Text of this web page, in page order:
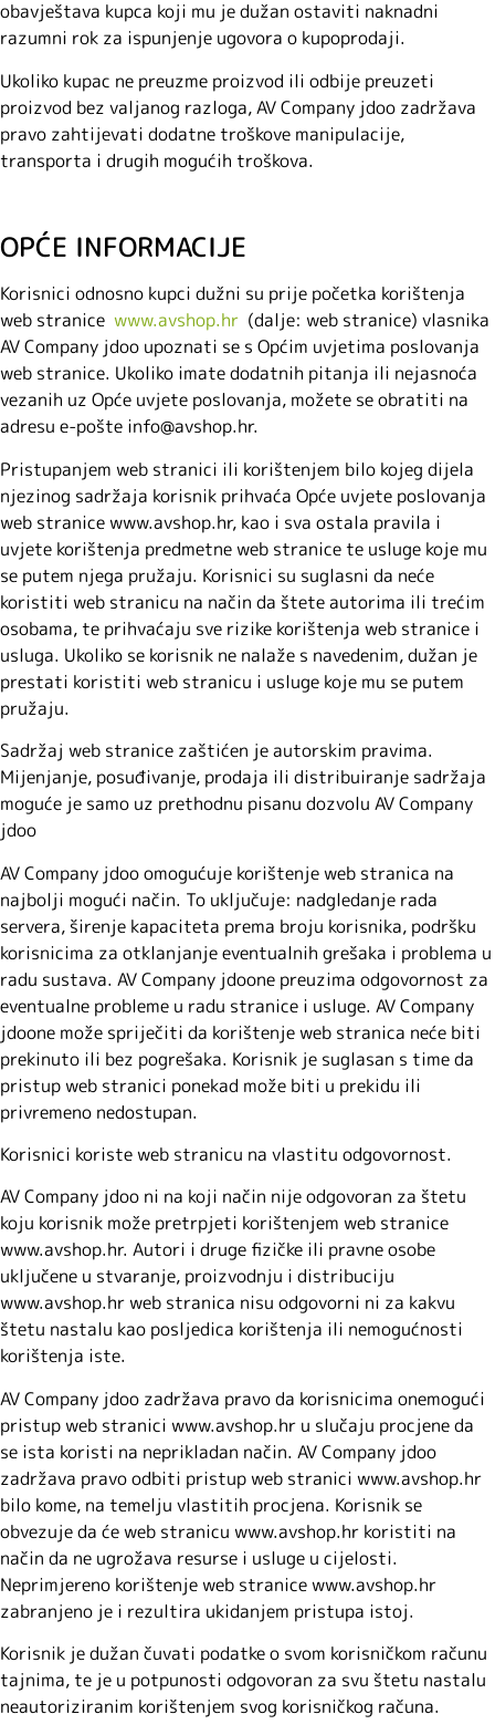
obavještava kupca koji mu je dužan ostaviti naknadni
razumni rok za ispunjenje ugovora o kupoprodaji.
Ukoliko kupac ne preuzme proizvod ili odbije preuzeti
proizvod bez valjanog razloga, AV Company jdoo zadržava
pravo zahtijevati dodatne troškove manipulacije,
transporta i drugih mogućih troškova.
OPĆE INFORMACIJE
Korisnici odnosno kupci dužni su prije početka korištenja
web stranice www.avshop.hr (dalje: web stranice) vlasnika
AV Company jdoo upoznati se s Općim uvjetima poslovanja
web stranice. Ukoliko imate dodatnih pitanja ili nejasnoća
vezanih uz Opće uvjete poslovanja, možete se obratiti na
adresu e-pošte info@avshop.hr.
Pristupanjem web stranici ili korištenjem bilo kojeg dijela
njezinog sadržaja korisnik prihvaća Opće uvjete poslovanja
web stranice www.avshop.hr, kao i sva ostala pravila i
uvjete korištenja predmetne web stranice te usluge koje mu
se putem njega pružaju. Korisnici su suglasni da neće
koristiti web stranicu na način da štete autorima ili trećim
osobama, te prihvaćaju sve rizike korištenja web stranice i
usluga. Ukoliko se korisnik ne nalaže s navedenim, dužan je
prestati koristiti web stranicu i usluge koje mu se putem
pružaju.
Sadržaj web stranice zaštićen je autorskim pravima.
Mijenjanje, posuđivanje, prodaja ili distribuiranje sadržaja
moguće je samo uz prethodnu pisanu dozvolu AV Company
jdoo
AV Company jdoo omogućuje korištenje web stranica na
najbolji mogući način. To uključuje: nadgledanje rada
servera, širenje kapaciteta prema broju korisnika, podršku
korisnicima za otklanjanje eventualnih grešaka i problema u
radu sustava. AV Company jdoone preuzima odgovornost za
eventualne probleme u radu stranice i usluge. AV Company
jdoone može spriječiti da korištenje web stranica neće biti
prekinuto ili bez pogrešaka. Korisnik je suglasan s time da
pristup web stranici ponekad može biti u prekidu ili
privremeno nedostupan.
Korisnici koriste web stranicu na vlastitu odgovornost.
AV Company jdoo ni na koji način nije odgovoran za štetu
koju korisnik može pretrpjeti korištenjem web stranice
www.avshop.hr. Autori i druge fizičke ili pravne osobe
uključene u stvaranje, proizvodnju i distribuciju
www.avshop.hr web stranica nisu odgovorni ni za kakvu
štetu nastalu kao posljedica korištenja ili nemogućnosti
korištenja iste.
AV Company jdoo zadržava pravo da korisnicima onemogući
pristup web stranici www.avshop.hr u slučaju procjene da
se ista koristi na neprikladan način. AV Company jdoo
zadržava pravo odbiti pristup web stranici www.avshop.hr
bilo kome, na temelju vlastitih procjena. Korisnik se
obvezuje da će web stranicu www.avshop.hr koristiti na
način da ne ugrožava resurse i usluge u cijelosti.
Neprimjereno korištenje web stranice www.avshop.hr
zabranjeno je i rezultira ukidanjem pristupa istoj.
Korisnik je dužan čuvati podatke o svom korisničkom računu
tajnima, te je u potpunosti odgovoran za svu štetu nastalu
neautoriziranim korištenjem svog korisničkog računa.